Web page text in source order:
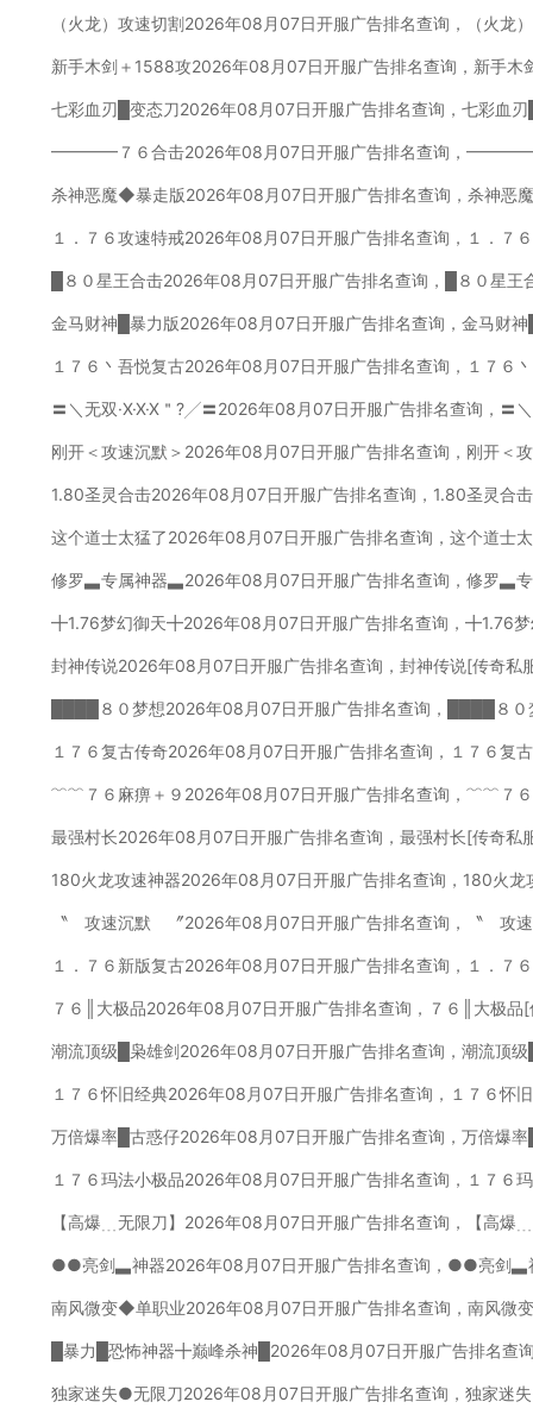
（火龙）攻速切割2026年08月07日开服广告排名查询，（火龙
新手木剑＋1588攻2026年08月07日开服广告排名查询，新手
七彩血刃█变态刀2026年08月07日开服广告排名查询，七彩血
━━━━７６合击2026年08月07日开服广告排名查询，━━━━
杀神恶魔◆暴走版2026年08月07日开服广告排名查询，杀神恶
１．７６攻速特戒2026年08月07日开服广告排名查询，１．７
█８０星王合击2026年08月07日开服广告排名查询，█８０星王
金马财神█暴力版2026年08月07日开服广告排名查询，金马财
１７６丶吾悦复古2026年08月07日开服广告排名查询，１７６
〓＼无双·X·X·X＂?╱〓2026年08月07日开服广告排名查询，〓
刚开＜攻速沉默＞2026年08月07日开服广告排名查询，刚开＜
1.80圣灵合击2026年08月07日开服广告排名查询，1.80圣灵合
这个道士太猛了2026年08月07日开服广告排名查询，这个道士
修罗▃专属神器▃2026年08月07日开服广告排名查询，修罗▃
╋1.76梦幻御天╋2026年08月07日开服广告排名查询，╋1.76
封神传说2026年08月07日开服广告排名查询，封神传说[传奇私
████８０梦想2026年08月07日开服广告排名查询，████８０
１７６复古传奇2026年08月07日开服广告排名查询，１７６复
﹌﹌７６麻痹＋９2026年08月07日开服广告排名查询，﹌﹌７
最强村长2026年08月07日开服广告排名查询，最强村长[传奇私
180火龙攻速神器2026年08月07日开服广告排名查询，180火
〝 攻速沉默 〞2026年08月07日开服广告排名查询，〝 攻
１．７６新版复古2026年08月07日开服广告排名查询，１．７
７６║大极品2026年08月07日开服广告排名查询，７６║大极品
潮流顶级█枭雄剑2026年08月07日开服广告排名查询，潮流顶
１７６怀旧经典2026年08月07日开服广告排名查询，１７６怀
万倍爆率█古惑仔2026年08月07日开服广告排名查询，万倍爆
１７６玛法小极品2026年08月07日开服广告排名查询，１７６
【高爆﹍无限刀】2026年08月07日开服广告排名查询，【高爆
●●亮剑▃神器2026年08月07日开服广告排名查询，●●亮剑▃
南风微变◆单职业2026年08月07日开服广告排名查询，南风微
█暴力█恐怖神器╋巅峰杀神█2026年08月07日开服广告排名
独家迷失●无限刀2026年08月07日开服广告排名查询，独家迷